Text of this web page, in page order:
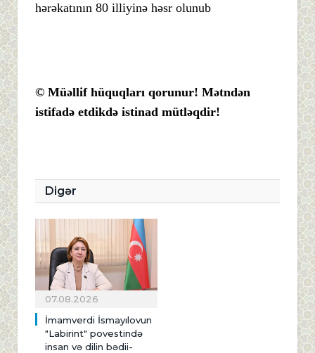
hərəkatının 80 illiyinə həsr olunub
© Müəllif hüquqları qorunur! Mətndən
istifadə etdikdə istinad mütləqdir!
Digər
07.08.2026
İmamverdi İsmayılovun
"Labirint" povestində
insan və dilin bədii-